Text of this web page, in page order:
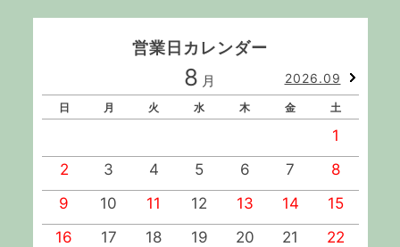
営業日カレンダー
8 月 2026.09
日 月 火 水 木 金 土
1
2
3 4 5 6 7
8
9
10 11 12 13 14
15
16
17 18 19 20 21
22